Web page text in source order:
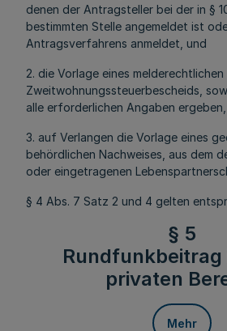
denen der Antragsteller bei der in §
bestimmten Stelle angemeldet ist
Antragsverfahrens anmeldet, und
2. die Vorlage eines
Zweitwohnungssteuerbescheids,
alle erforderlichen Angaben
3. auf Verlangen die Vorlage eines
behördlichen Nachweises, aus dem
oder eingetragenen
§ 4 Abs. 7 Satz 2 und 4 gelten
§ 5
privaten
Mehr